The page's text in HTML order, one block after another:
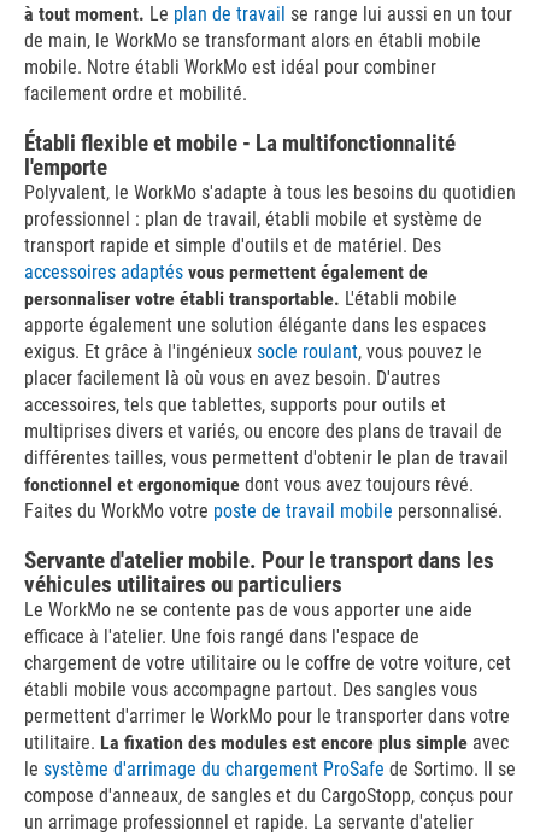
à tout moment. Le plan de travail se range lui aussi en un tour
de main, le WorkMo se transformant alors en établi mobile
mobile. Notre établi WorkMo est idéal pour combiner
facilement ordre et mobilité.
Établi flexible et mobile - La multifonctionnalité
l'emporte
Polyvalent, le WorkMo s'adapte à tous les besoins du quotidien
professionnel : plan de travail, établi mobile et système de
transport rapide et simple d'outils et de matériel. Des
accessoires adaptés vous permettent également de
personnaliser votre établi transportable. L'établi mobile
apporte également une solution élégante dans les espaces
exigus. Et grâce à l'ingénieux socle roulant, vous pouvez le
placer facilement là où vous en avez besoin. D'autres
accessoires, tels que tablettes, supports pour outils et
multiprises divers et variés, ou encore des plans de travail de
différentes tailles, vous permettent d'obtenir le plan de travail
fonctionnel et ergonomique dont vous avez toujours rêvé.
Faites du WorkMo votre poste de travail mobile personnalisé.
Servante d'atelier mobile. Pour le transport dans les
véhicules utilitaires ou particuliers
Le WorkMo ne se contente pas de vous apporter une aide
efficace à l'atelier. Une fois rangé dans l'espace de
chargement de votre utilitaire ou le coffre de votre voiture, cet
établi mobile vous accompagne partout. Des sangles vous
permettent d'arrimer le WorkMo pour le transporter dans votre
utilitaire. La fixation des modules est encore plus simple avec
le système d'arrimage du chargement ProSafe de Sortimo. Il se
compose d'anneaux, de sangles et du CargoStopp, conçus pour
un arrimage professionnel et rapide. La servante d'atelier